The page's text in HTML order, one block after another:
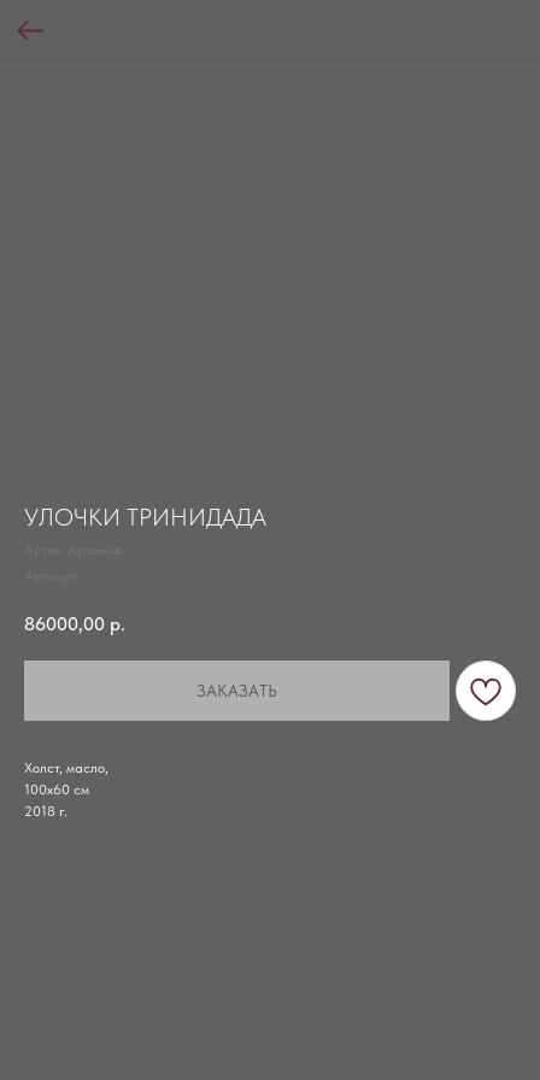
УЛОЧКИ ТРИНИДАДА
86000,00 р.
ЗАКАЗАТЬ
Холст, масло,
100х60 см
2018 г.